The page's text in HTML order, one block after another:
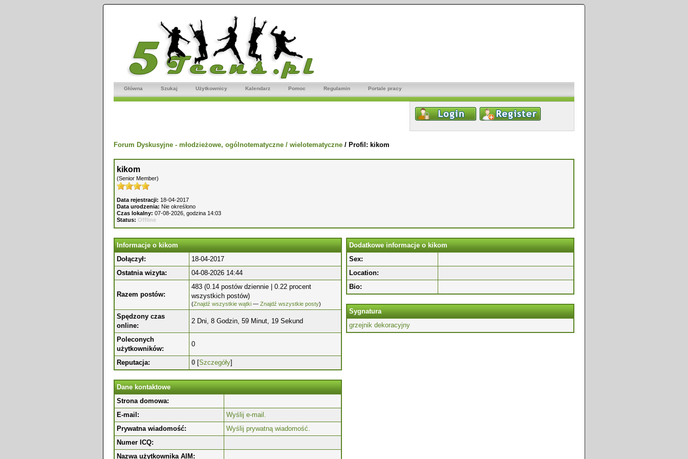
Główna Szukaj Użytkownicy Kalendarz Pomoc Regulamin Portale pracy
Forum Dyskusyjne - młodzieżowe, ogólnotematyczne / wielotematyczne / Profil: kikom
kikom
(Senior Member)
Data rejestracji: 18-04-2017
Data urodzenia: Nie określono
Czas lokalny: 07-08-2026, godzina 14:03
Status: Offline
Informacje o kikom
Dołączył:
18-04-2017
Ostatnia wizyta:
04-08-2026 14:44
Razem postów:
483 (0.14 postów dziennie | 0.22 procent
wszystkich postów)
(Znajdź wszystkie wątki — Znajdź wszystkie posty)
Spędzony czas
online:
2 Dni, 8 Godzin, 59 Minut, 19 Sekund
Poleconych
użytkowników:
0
Reputacja: 0 [Szczegóły]
Dane kontaktowe
Strona domowa:
E-mail:
Wyślij e-mail.
Prywatna wiadomość:
Wyślij prywatną wiadomość.
Numer ICQ:
Nazwa użytkownika AIM:
Dodatkowe informacje o kikom
Sex:
Location:
Bio:
Sygnatura
grzejnik dekoracyjny